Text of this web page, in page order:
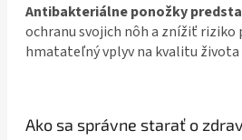
Antibakteriálne ponožky
ochranu svojich nôh a znížiť
hmatateľný vplyv na kvalitu
Ako sa správne starať o